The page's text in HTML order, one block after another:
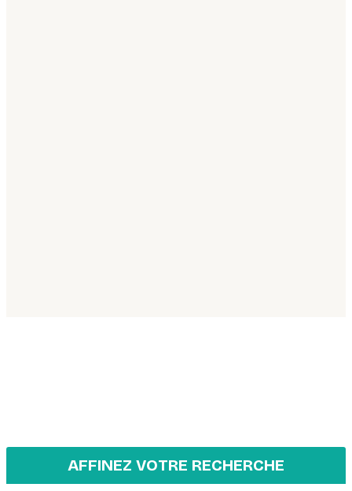
AFFINEZ VOTRE RECHERCHE